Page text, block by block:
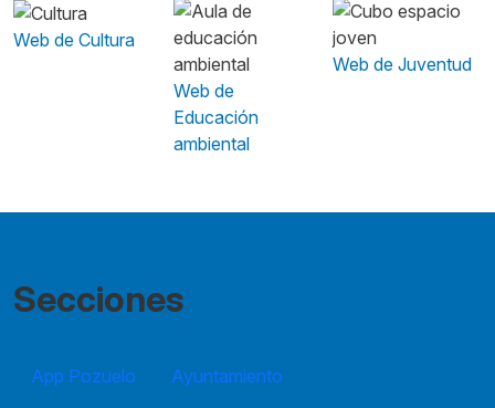
Web de Cultura
Web de
Educación
ambiental
Web de Juventud
Secciones
App Pozuelo
Ayuntamiento